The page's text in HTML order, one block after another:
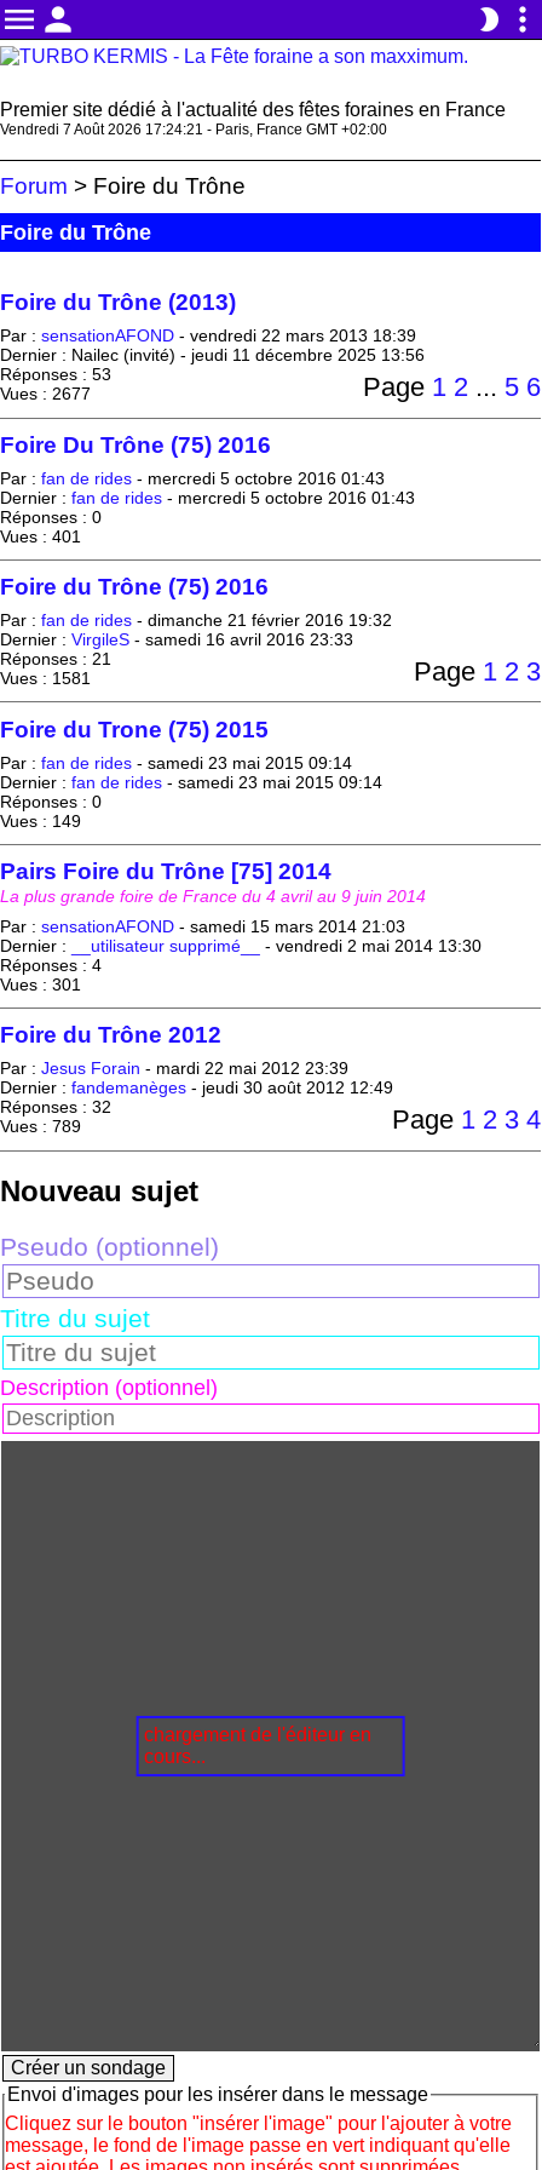
menu person brightness_2 more_vert
Premier site dédié à l'actualité des fêtes foraines en France
Vendredi 7 Août 2026 17:24:21 - Paris, France GMT +02:00
Forum > Foire du Trône
Foire du Trône
Foire du Trône (2013)
Par : sensationAFOND - vendredi 22 mars 2013 18:39
Page 1 2 ... 5 6
Dernier : Nailec (invité) - jeudi 11 décembre 2025 13:56
Réponses : 53
Vues : 2677
Foire Du Trône (75) 2016
Par : fan de rides - mercredi 5 octobre 2016 01:43
Dernier : fan de rides - mercredi 5 octobre 2016 01:43
Réponses : 0
Vues : 401
Foire du Trône (75) 2016
Par : fan de rides - dimanche 21 février 2016 19:32
Page 1 2 3
Dernier : VirgileS - samedi 16 avril 2016 23:33
Réponses : 21
Vues : 1581
Foire du Trone (75) 2015
Par : fan de rides - samedi 23 mai 2015 09:14
Dernier : fan de rides - samedi 23 mai 2015 09:14
Réponses : 0
Vues : 149
Pairs Foire du Trône [75] 2014
La plus grande foire de France du 4 avril au 9 juin 2014
Par : sensationAFOND - samedi 15 mars 2014 21:03
Dernier :
__utilisateur supprimé__ - vendredi 2 mai 2014 13:30
Réponses : 4
Vues : 301
Foire du Trône 2012
Par : Jesus Forain - mardi 22 mai 2012 23:39
Page 1 2 3 4
Dernier : fandemanèges - jeudi 30 août 2012 12:49
Réponses : 32
Vues : 789
Nouveau sujet
Pseudo (optionnel)
Titre du sujet
Description (optionnel)
chargement de l'éditeur en
cours...
Envoi d'images pour les insérer dans le message
Cliquez sur le bouton "insérer l'image" pour l'ajouter à votre
message, le fond de l'image passe en vert indiquant qu'elle